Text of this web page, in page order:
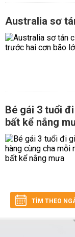
Australia sơ
Bé gái 3 tuổi
bất kể nắng
TÌM THEO